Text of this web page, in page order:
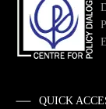
QUICK